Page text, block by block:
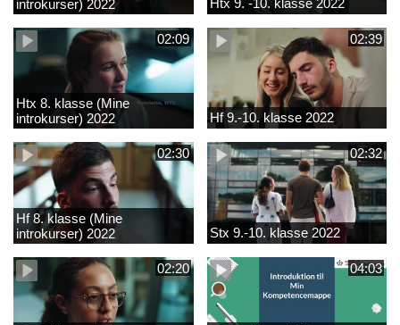
introkurser) 2022 Htx 9. -10. klasse 2022
02:09
Htx 8. klasse (Mine
introkurser) 2022
02:39
Hf 9.-10. klasse 2022
02:30
Hf 8. klasse (Mine
introkurser) 2022
02:32
Stx 9.-10. klasse 2022
02:20 04:03